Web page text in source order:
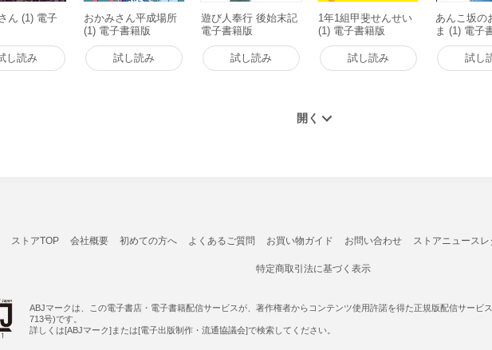
ん (1) 電子
し読み
おかみさん平成場所
(1) 電子書籍版
試し読み
遊び人奉行 後始末記
電子書籍版
試し読み
1年1組甲斐せんせい
(1) 電子書籍版
試し読み
あんこ坂の
ま (1) 電子
試し
ストアTOP 会社概要 初めての方へ よくあるご質問 お買い物ガイド お問い合わせ ストアニュースレ
特定商取引法に基づく表示
ABJマークは、この電子書店・電子書籍配信サービスが、著作権者からコンテンツ使用許諾を得た正規版配信サービ
713号)です。
詳しくは[ABJマーク]または[電子出版制作・流通協議会]で検索してください。